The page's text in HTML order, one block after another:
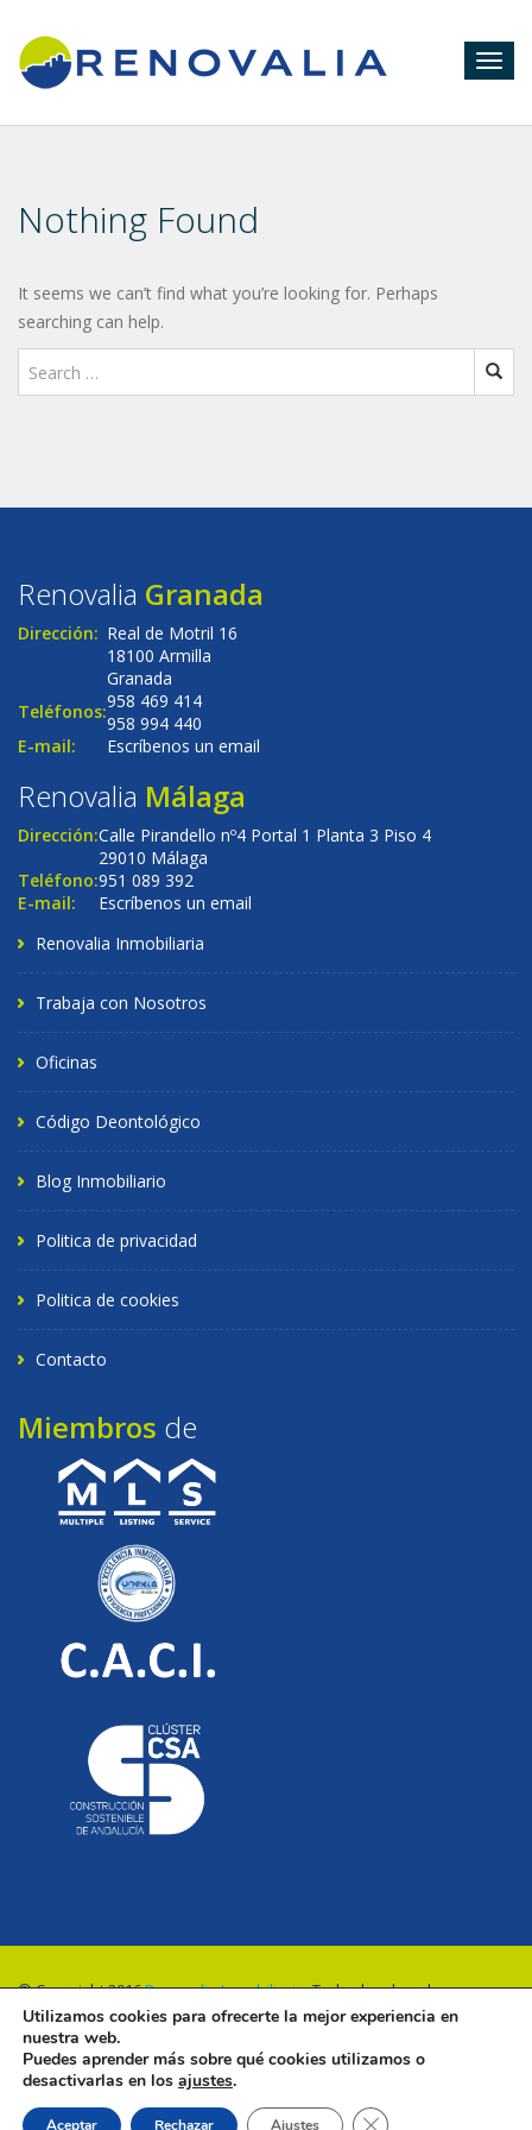
Nothing Found
It seems we can’t find what you’re looking for. Perhaps
searching can help.
Renovalia Granada
Dirección: Real de Motril 16
18100 Armilla
Granada
Teléfonos:958 469 414
958 994 440
E-mail:
Escríbenos un email
Renovalia Málaga
Dirección:Calle Pirandello nº4 Portal 1 Planta 3 Piso 4
29010 Málaga
Teléfono:951 089 392
E-mail:
Escríbenos un email
Renovalia Inmobiliaria
Trabaja con Nosotros
Oficinas
Código Deontológico
Blog Inmobiliario
Politica de privacidad
Politica de cookies
Contacto
Miembros de
© Copyright 2016Renovalia Inmobiliaria. Todos los derechos
reservados.
Utilizamos cookies para ofrecerte la mejor experiencia en
nuestra web.
Puedes aprender más sobre qué cookies utilizamos o
desactivarlas en los ajustes.
Aceptar Rechazar Ajustes Cerrar el banner de